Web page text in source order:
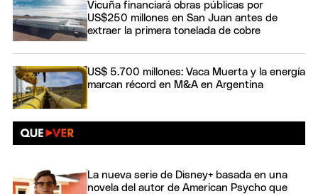
Vicuña financiará obras públicas por
US$250 millones en San Juan antes de
extraer la primera tonelada de cobre
US$ 5.700 millones: Vaca Muerta y la energía
marcan récord en M&A en Argentina
La nueva serie de Disney+ basada en una
novela del autor de American Psycho que